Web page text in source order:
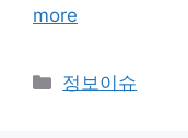
more
Categories
정보이슈